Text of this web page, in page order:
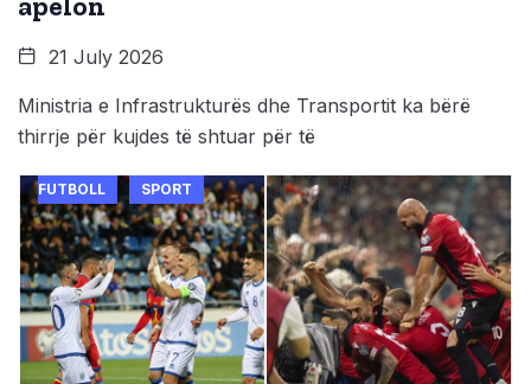
21 July 2026
Ministria e Infrastrukturës dhe Transportit ka bërë
thirrje për kujdes të shtuar për të
FUTBOLL SPORT